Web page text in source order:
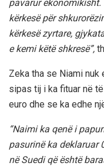
pavarur
kërkesë për
kërkesë zyrtare,
e kemi këtë shkresë”,
Zeka tha se Niami nuk
sipas tij i ka fituar në
euro dhe se ka edhe
“Naimi ka qenë i
pasurinë ka deklaruar
në Suedi që është